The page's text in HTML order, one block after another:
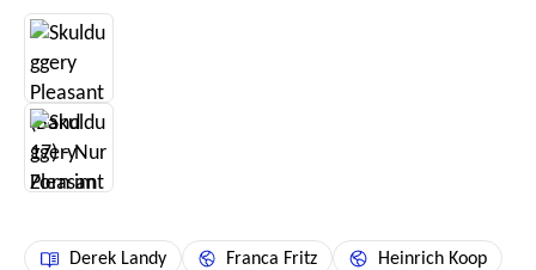
Derek Landy Franca Fritz Heinrich Koop